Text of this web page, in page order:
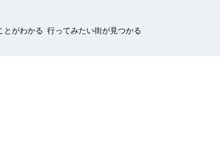
とがわかる 行ってみたい街が見つかる